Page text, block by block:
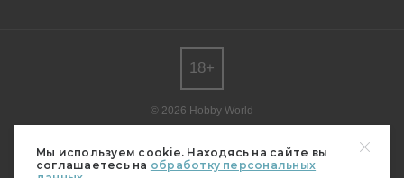
Мы используем cookie. Находясь на сайте вы
соглашаетесь на обработку персональных
© 2026 Hobby World
редакции.
Мнение авторов может не совпадать с мнением редакции.
18+